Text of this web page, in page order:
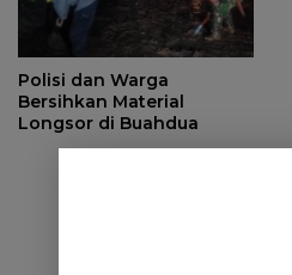
Polisi dan Warga
Bersihkan Material
Longsor di Buahdua